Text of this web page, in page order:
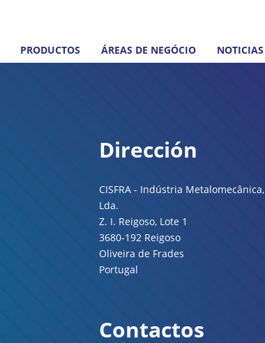
PRODUCTOS ÁREAS DE NEGÓCIO NOTICIAS
Dirección
CISFRA - Indústria Metalomecânica,
Lda.
Z. I. Reigoso, Lote 1
3680-192 Reigoso
Oliveira de Frades
Portugal
Contactos